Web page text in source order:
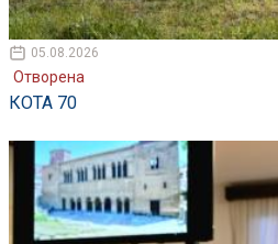
05.08.2026
Отворена
КОТА 70